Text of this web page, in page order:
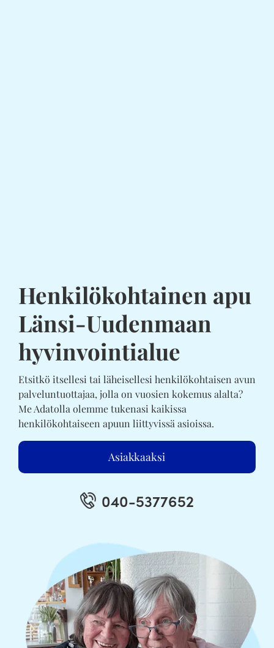
Henkilökohtainen apu
Länsi-Uudenmaan
hyvinvointialue
Etsitkö itsellesi tai läheisellesi henkilökohtaisen avun
palveluntuottajaa, jolla on vuosien kokemus alalta?
Me Adatolla olemme tukenasi kaikissa
henkilökohtaiseen apuun liittyvissä asioissa.
Asiakkaaksi
040-5377652